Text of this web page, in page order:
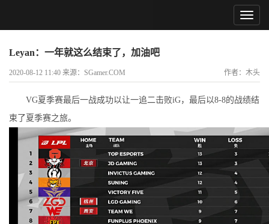
Leyan：一年就这么结束了，加油吧
2020-08-12 11:40 来源：SGamer.COM 作者：木头
VG夏季赛最后一战成功以让一追二击败iG，最后以8-8的战绩结
束了夏季赛之旅。